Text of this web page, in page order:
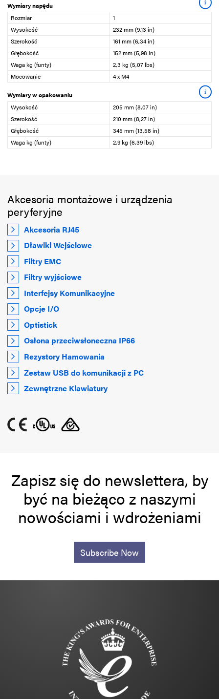
Wymiary napędu i
Rozmiar
1
Wysokość
232 mm (9,13 in)
Szerokość
161 mm (6,34 in)
Głębokość
152 mm (5,98 in)
Waga kg (funty)
2,3 kg (5,07 lbs)
Mocowanie
4 x M4
Wymiary w opakowaniu i
Wysokość
205 mm (8,07 in)
Szerokość
210 mm (8,27 in)
Głębokość
345 mm (13,58 in)
Waga kg (funty)
2,9 kg (6,39 lbs)
Akcesoria montażowe i urządzenia
peryferyjne
Akcesoria RJ45
Dławiki Wejściowe
Filtry EMC
Filtry wyjściowe
Interfejsy Komunikacyjne
Opcje I/O
Optistick
Osłona przeciwsłoneczna IP66
Rezystory Hamowania
Zestaw USB do komunikacji z PC
Zewnętrzne Klawiatury
Zapisz się do newslettera, by
być na bieżąco z naszymi
nowościami i wdrożeniami
Subscribe Now